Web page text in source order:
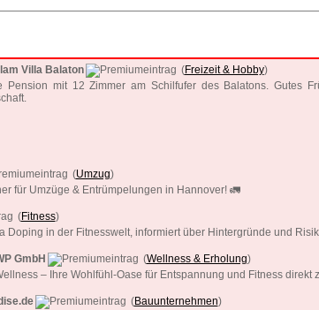
Villa Balaton (Freizeit & Hobby)
Pension mit 12 Zimmer am Schilfufer des Balatons. Gutes
(Umzug)
für Umzüge & Entrümpelungen in Hannover! 🚛
(Fitness)
Doping in der Fitnesswelt, informiert über Hintergründe und
GmbH (Wellness & Erholung)
– Ihre Wohlfühl-Oase für Entspannung und Fitness direkt
(Bauunternehmen)